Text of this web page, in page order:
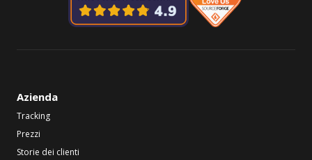
Azienda
Tracking
Prezzi
Storie dei clienti